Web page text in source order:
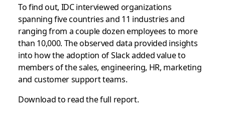
To find out, IDC interviewed organizations
spanning five countries and 11 industries and
ranging from a couple dozen employees to more
than 10,000. The observed data provided insights
into how the adoption of Slack added value to
members of the sales, engineering, HR, marketing
and customer support teams.
Download to read the full report.